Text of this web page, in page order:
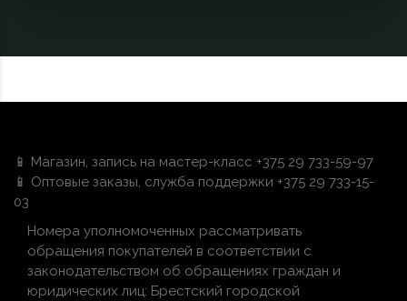
📱 Магазин, запись на мастер-класс +375 29 733-59-97
📱 Оптовые заказы, служба поддержки +375 29 733-15-
03
Номера уполномоченных рассматривать
обращения покупателей в соответствии с
законодательством об обращениях граждан и
юридических лиц: Брестский городской